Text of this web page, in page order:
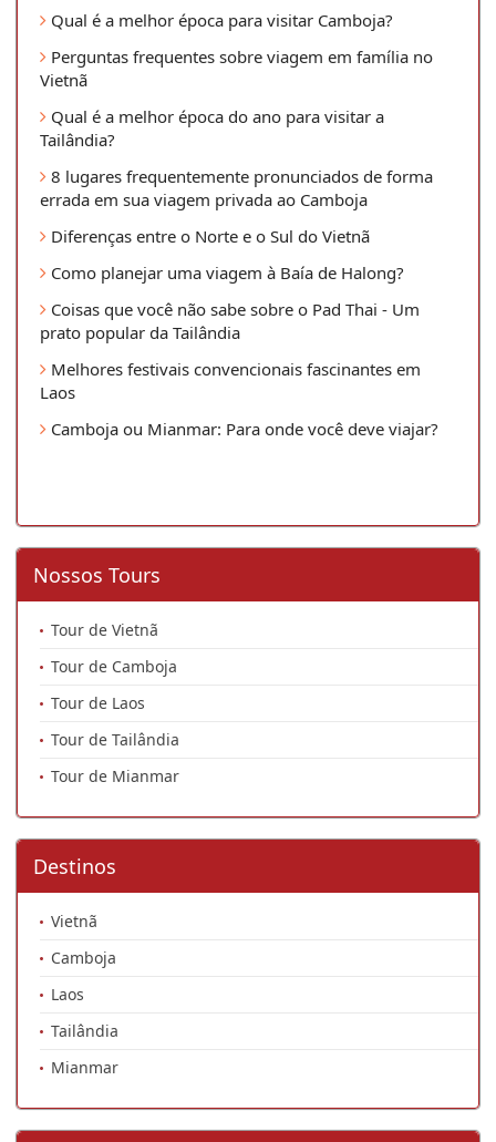
Qual é a melhor época para visitar Camboja?
Perguntas frequentes sobre viagem em família no
Vietnã
Qual é a melhor época do ano para visitar a
Tailândia?
8 lugares frequentemente pronunciados de forma
errada em sua viagem privada ao Camboja
Diferenças entre o Norte e o Sul do Vietnã
Como planejar uma viagem à Baía de Halong?
Coisas que você não sabe sobre o Pad Thai - Um
prato popular da Tailândia
Melhores festivais convencionais fascinantes em
Laos
Camboja ou Mianmar: Para onde você deve viajar?
Nossos Tours
Tour de Vietnã
Tour de Camboja
Tour de Laos
Tour de Tailândia
Tour de Mianmar
Destinos
Vietnã
Camboja
Laos
Tailândia
Mianmar